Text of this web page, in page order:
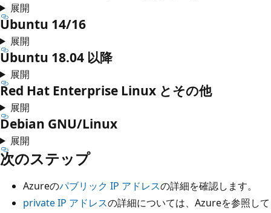
展開
Ubuntu 14/16
展開
Ubuntu 18.04 以降
展開
Red Hat Enterprise Linux とその他
展開
Debian GNU/Linux
展開
次のステップ
Azureのパブリック IP アドレスの詳細を確認します。
private IP アドレスの詳細については、Azureを参照して